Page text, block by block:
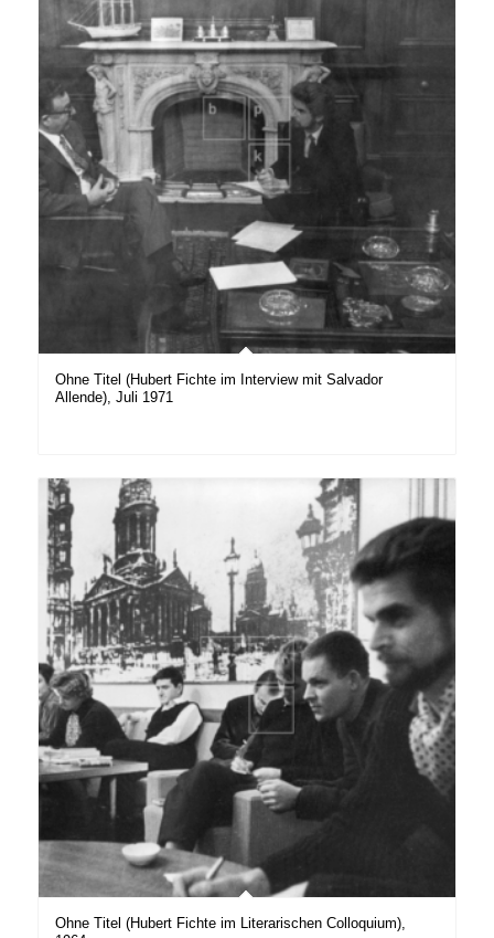
Ohne Titel (Hubert Fichte im Interview mit Salvador
Allende), Juli 1971
Ohne Titel (Hubert Fichte im Literarischen Colloquium),